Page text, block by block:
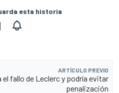
esta historia
ARTÍCULO PREVIO
el fallo de Leclerc y podría evitar
penalización